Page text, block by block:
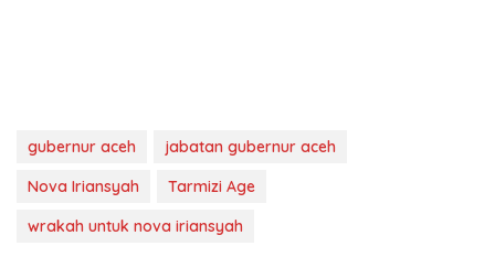
gubernur aceh
jabatan gubernur aceh
Nova Iriansyah
Tarmizi Age
wrakah untuk nova iriansyah